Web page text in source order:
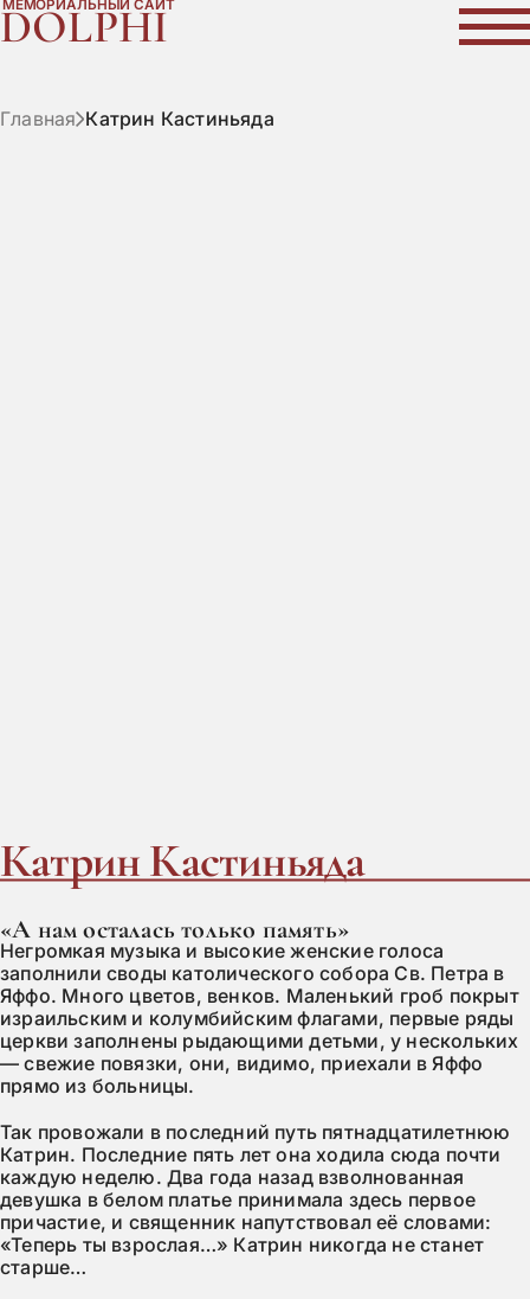
DOLPHI
МЕМОРИАЛЬНЫЙ САЙТ
Главная Катрин Кастиньяда
Катрин Кастиньяда
«А нам осталась только память»
Негромкая музыка и высокие женские голоса
заполнили своды католического собора Св. Петра в
Яффо. Много цветов, венков. Маленький гроб покрыт
израильским и колумбийским флагами, первые ряды
церкви заполнены рыдающими детьми, у нескольких
— свежие повязки, они, видимо, приехали в Яффо
прямо из больницы.
Так провожали в последний путь пятнадцатилетнюю
Катрин. Последние пять лет она ходила сюда почти
каждую неделю. Два года назад взволнованная
девушка в белом платье принимала здесь первое
причастие, и священник напутствовал её словами:
«Теперь ты взрослая…» Катрин никогда не станет
старше…